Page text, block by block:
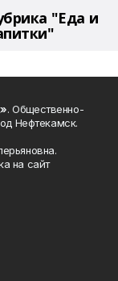
"Еда и
. Общественно-
Нефтекамск.
на сайт